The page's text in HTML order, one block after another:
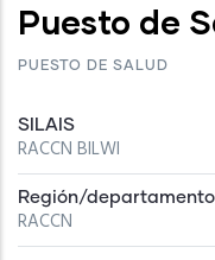
Puesto de
PUESTO DE SALUD
SILAIS
RACCN BILWI
Región/departamento
RACCN